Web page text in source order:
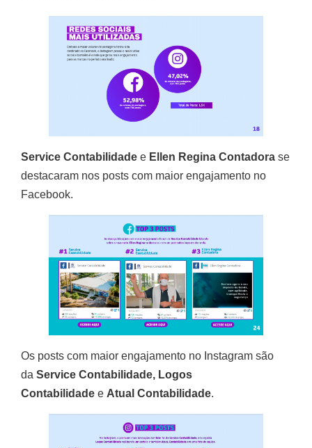
Service Contabilidade e Ellen Regina Contadora se
destacaram nos posts com maior engajamento no
Facebook.
Os posts com maior engajamento no Instagram são
da Service Contabilidade, Logos
Contabilidade e Atual Contabilidade.